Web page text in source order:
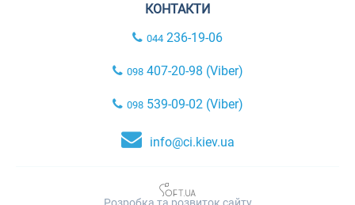
КОНТАКТИ
044 236-19-06
098407-20-98 (Viber)
098539-09-02 (Viber)
info@ci.kiev.ua
Розробка та розвиток сайту